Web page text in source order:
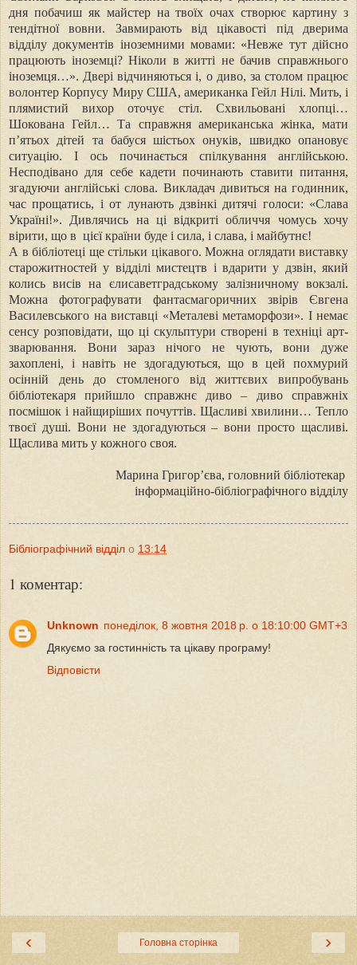
дня побачиш як майстер на твоїх очах створює картину з
тендітної вовни. Завмирають від цікавості під дверима
відділу документів іноземними мовами: «Невже тут дійсно
працюють іноземці? Ніколи в житті не бачив справжнього
іноземця…». Двері відчиняються і, о диво, за столом працює
волонтер Корпусу Миру США, американка Гейл Нілі. Мить, і
плямистий вихор оточує стіл. Схвильовані хлопці…
Шокована Гейл… Та справжня американська жінка, мати
п’ятьох дітей та бабуся шістьох онуків, швидко опановує
ситуацію. І ось починається спілкування англійською.
Несподівано для себе кадети починають ставити питання,
згадуючи англійські слова. Викладач дивиться на годинник,
час прощатись, і от лунають дзвінкі дитячі голоси: «Слава
Україні!». Дивлячись на ці відкриті обличчя чомусь хочу
вірити, що в цієї країни буде і сила, і слава, і майбутнє!
А в бібліотеці ще стільки цікавого. Можна оглядати виставку
старожитностей у відділі мистецтв і вдарити у дзвін, який
колись висів на єлисаветградському залізничному вокзалі.
Можна фотографувати фантасмагоричних звірів Євгена
Василевського на виставці «Металеві метаморфози». І немає
сенсу розповідати, що ці скульптури створені в техніці арт-
зварювання. Вони зараз нічого не чують, вони дуже
захоплені, і навіть не здогадуються, що в цей похмурий
осінній день до стомленого від життєвих випробувань
бібліотекаря прийшло справжнє диво – диво справжніх
посмішок і найщиріших почуттів. Щасливі хвилини… Тепло
твоєї душі. Вони не здогадуються – вони просто щасливі.
Щаслива мить у кожного своя.
Марина Григор’єва, головний бібліотекар
інформаційно-бібліографічного відділу
Бібліографічний відділ о 13:14
1 коментар:
Unknown понеділок, 8 жовтня 2018 р. о 18:10:00 GMT+3
Дякуємо за гостинність та цікаву програму!
Відповісти
‹ ›
Головна сторінка